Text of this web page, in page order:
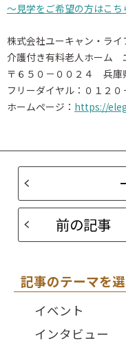
～見学をご希望の方はこち
株式会社ユーキャン・ライ
介護付き有料老人ホーム
〒６５０－００２４ 兵庫
フリーダイヤル：０１２０
ホームページ： https://
前の記事
記事のテーマを
イベント
インタビュー